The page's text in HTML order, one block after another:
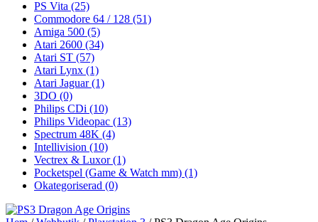
PS Vita (25)
Commodore 64 / 128 (51)
Amiga 500 (5)
Atari 2600 (34)
Atari ST (57)
Atari Lynx (1)
Atari Jaguar(1)
3DO (0)
Philips CDi (10)
Philips Videopac (13)
Spectrum 48K (4)
Intellivision (10)
Vectrex & Luxor(1)
Pocketspel (Game & Watch mm) (1)
Okategoriserad (0)